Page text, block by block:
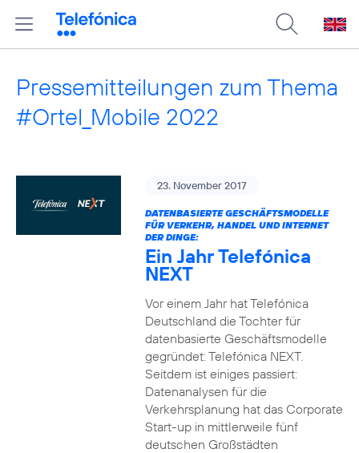
Pressemitteilungen zum Thema
#Ortel_Mobile 2022
23. November 2017
DATENBASIERTE GESCHÄFTSMODELLE
FÜR VERKEHR, HANDEL UND INTERNET
DER DINGE:
Ein Jahr Telefónica
NEXT
Vor einem Jahr hat Telefónica
Deutschland die Tochter für
datenbasierte Geschäftsmodelle
gegründet: Telefónica NEXT.
Seitdem ist einiges passiert:
Datenanalysen für die
Verkehrsplanung hat das Corporate
Start-up in mittlerweile fünf
deutschen Großstädten